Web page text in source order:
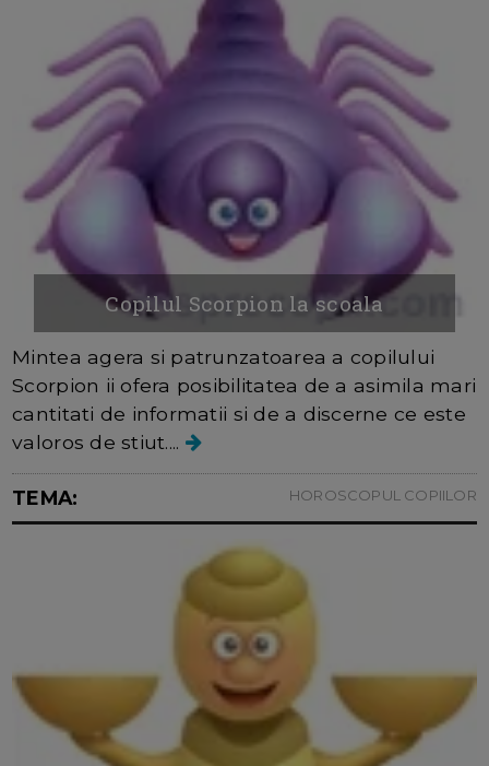
Copilul Scorpion la scoala
Mintea agera si patrunzatoarea a copilului
Scorpion ii ofera posibilitatea de a asimila mari
cantitati de informatii si de a discerne ce este
valoros de stiut....
TEMA: HOROSCOPUL COPIILOR